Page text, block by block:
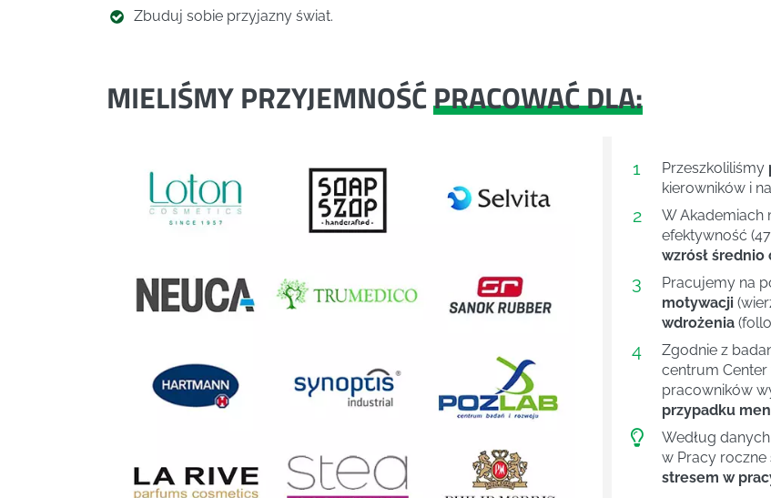
Zbuduj sobie przyjazny świat.
MIELIŚMY PRZYJEMNOŚĆPRACOWAĆ DLA:
1 Przeszkoliliśmy
kierowników i
2
W Akademiach
efektywność
wzrósł średnio
3 Pracujemy na
motywacji
wdrożenia
4
Zgodnie z
centrum Center
pracowników
przypadku
Według
w Pracy roczne
stresem w